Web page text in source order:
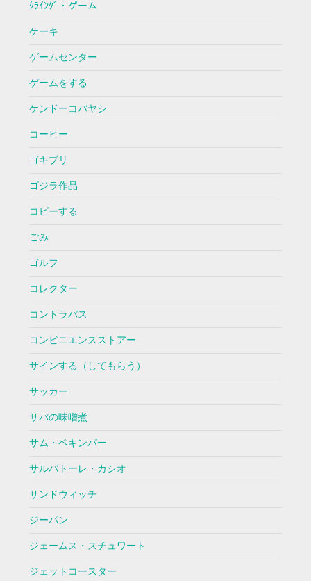
ｸﾗｲﾝｸﾞ・ゲーム
ケーキ
ゲームセンター
ゲームをする
ケンドーコバヤシ
コーヒー
ゴキブリ
ゴジラ作品
コピーする
ごみ
ゴルフ
コレクター
コントラバス
コンビニエンスストアー
サインする（してもらう）
サッカー
サバの味噌煮
サム・ペキンパー
サルバトーレ・カシオ
サンドウィッチ
ジーパン
ジェームス・スチュワート
ジェットコースター